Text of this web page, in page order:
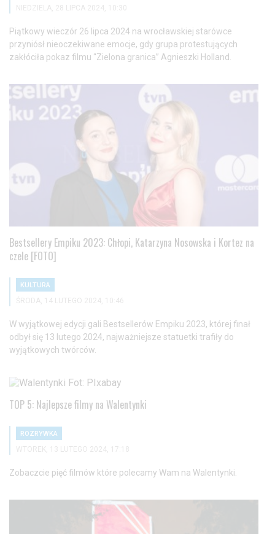
NIEDZIELA, 28 LIPCA 2024, 10:30
Piątkowy wieczór 26 lipca 2024 na wrocławskiej starówce
przyniósł nieoczekiwane emocje, gdy grupa protestujących
zakłóciła pokaz filmu “Zielona granica” Agnieszki Holland.
Bestsellery Empiku 2023: Chłopi, Katarzyna Nosowska i Kortez na
czele [FOTO]
KULTURA
ŚRODA, 14 LUTEGO 2024, 10:46
W wyjątkowej edycji gali Bestsellerów Empiku 2023, której finał
odbył się 13 lutego 2024, najważniejsze statuetki trafiły do
wyjątkowych twórców.
TOP 5: Najlepsze filmy na Walentynki
ROZRYWKA
WTOREK, 13 LUTEGO 2024, 17:18
Zobaczcie pięć filmów które polecamy Wam na Walentynki.